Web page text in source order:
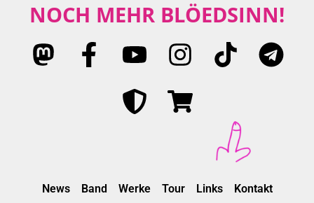
NOCH MEHR BLÖEDSINN!
News Band Werke Tour Links Kontakt